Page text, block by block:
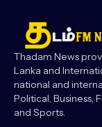
Thadam News
Lanka and
national and
Political, Business,
and Sports.